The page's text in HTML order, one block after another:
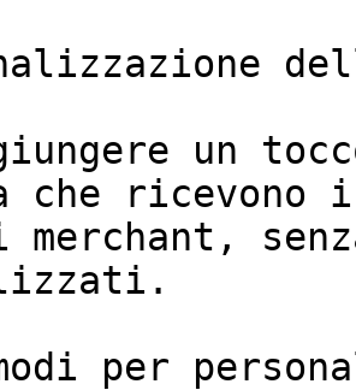
un
che
merchant,
per